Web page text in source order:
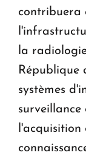
contribuera
la
République
systèmes
surveillance
l'acquisition